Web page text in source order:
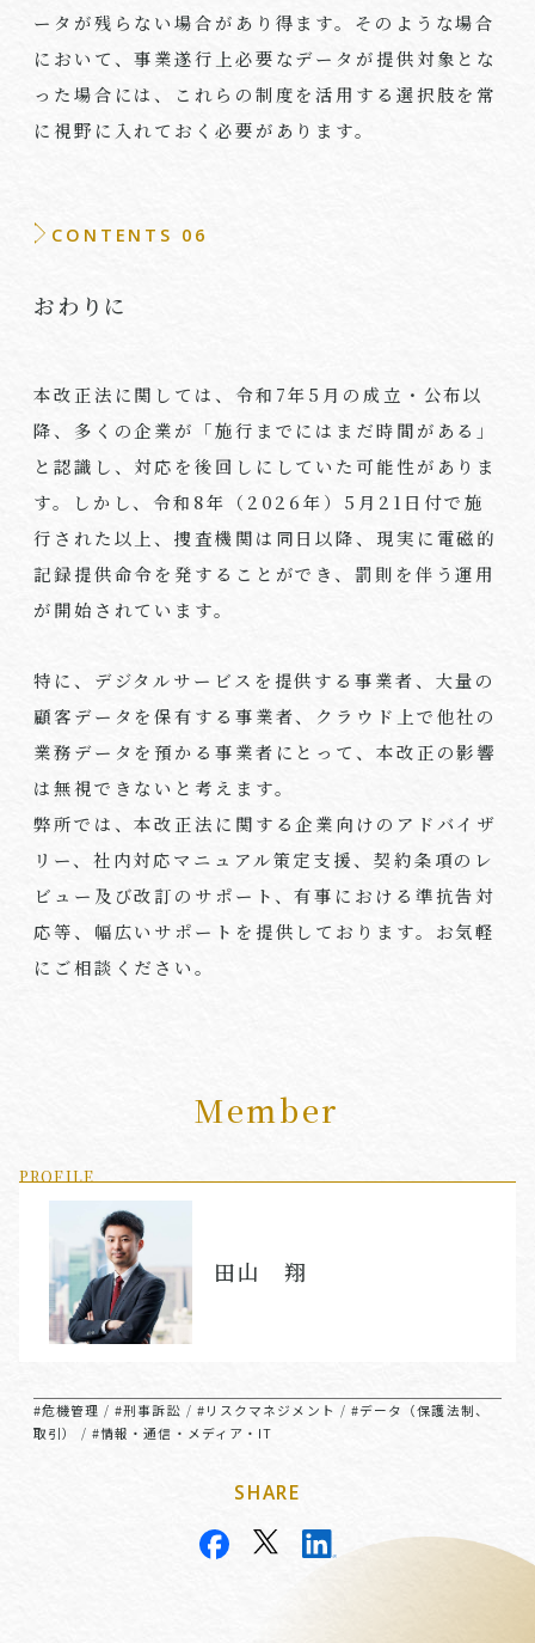
ータが残らない場合があり得ます。そのような場合
において、事業遂行上必要なデータが提供対象とな
った場合には、これらの制度を活用する選択肢を常
に視野に入れておく必要があります。
CONTENTS 06
おわりに
本改正法に関しては、令和7年5月の成立・公布以
降、多くの企業が「施行までにはまだ時間がある」
と認識し、対応を後回しにしていた可能性がありま
す。しかし、令和8年（2026年）5月21日付で施
行された以上、捜査機関は同日以降、現実に電磁的
記録提供命令を発することができ、罰則を伴う運用
が開始されています。
特に、デジタルサービスを提供する事業者、大量の
顧客データを保有する事業者、クラウド上で他社の
業務データを預かる事業者にとって、本改正の影響
は無視できないと考えます。
弊所では、本改正法に関する企業向けのアドバイザ
リー、社内対応マニュアル策定支援、契約条項のレ
ビュー及び改訂のサポート、有事における準抗告対
応等、幅広いサポートを提供しております。お気軽
にご相談ください。
Member
PROFILE
田山 翔
#危機管理 /#刑事訴訟 / #リスクマネジメント / #データ（保護法制、
取引）
/#情報・通信・メディア・IT
SHARE